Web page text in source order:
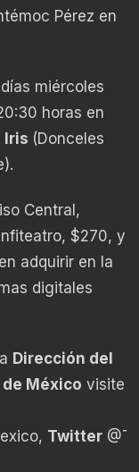
Pérez en
miércoles
horas en
Iris (Donceles
Central,
$270, y
adquirir en la
digitales
Dirección del
México visite
Twitter